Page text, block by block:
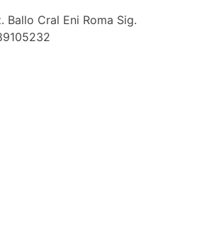
Ballo Cral Eni Roma Sig.